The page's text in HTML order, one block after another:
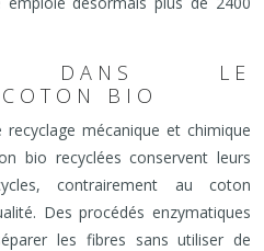
DANS LE
BIO
mécanique et chimique
bio recyclées conservent leurs
contrairement au coton
Des procédés enzymatiques
les fibres sans utiliser de